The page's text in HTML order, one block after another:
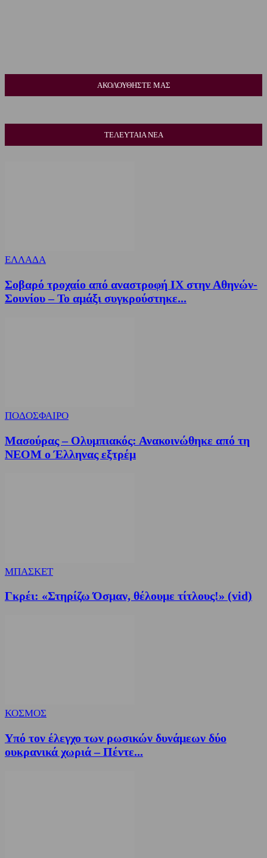
ΑΚΟΛΟΥΘΗΣΤΕ ΜΑΣ
ΤΕΛΕΥΤΑΙΑ ΝΕΑ
ΕΛΛΑΔΑ
Σοβαρό τροχαίο από αναστροφή ΙΧ στην Αθηνών-
Σουνίου – Το αμάξι συγκρούστηκε...
ΠΟΔΟΣΦΑΙΡΟ
Μασούρας – Ολυμπιακός: Ανακοινώθηκε από τη
ΝΕΟΜ ο Έλληνας εξτρέμ
ΜΠΑΣΚΕΤ
Γκρέι: «Στηρίζω Όσμαν, θέλουμε τίτλους!» (vid)
ΚΟΣΜΟΣ
Υπό τον έλεγχο των ρωσικών δυνάμεων δύο
ουκρανικά χωριά – Πέντε...